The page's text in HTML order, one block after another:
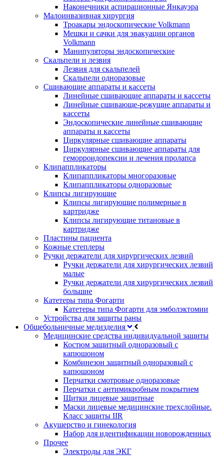
Наконечники аспирационные Янкауэра
Малоинвазивная хирургия
Троакары эндоскопические Volkmann
Мешки и сачки для эвакуации органов
Volkmann
Манипуляторы эндоскопические
Скальпели и лезвия
Лезвия для скальпелей
Скальпели одноразовые
Сшивающие аппараты и кассеты
Линейные сшивающие аппараты и кассеты
Линейные сшивающе-режущие аппараты и
кассеты
Эндоскопические линейные сшивающие
аппараты и кассеты
Циркулярные сшивающие аппараты
Циркулярные сшивающие аппараты для
геморроидопексии и лечения пролапса
Клипаппликаторы
Клипаппликаторы многоразовые
Клипаппликаторы одноразовые
Клипсы лигирующие
Клипсы лигирующие полимерные в
картридже
Клипсы лигирующие титановые в
картридже
Пластины пациента
Кожные степлеры
Ручки держатели для хирургических лезвий
Ручки держатели для хирургических лезвий
малые
Ручки держатели для хирургических лезвий
большие
Катетеры типа Фогарти
Катетеры типа Фогарти для эмболэктомии
Устройства для защиты раны
Общебольничные медизделия
Медицинские средства индивидуальной защиты
Костюм защитный одноразовый с
капюшоном
Комбинезон защитный одноразовый с
капюшоном
Перчатки смотровые одноразовые
Перчатки с антимикробным покрытием
Щитки лицевые защитные
Маски лицевые медицинские трехслойные.
Класс защиты IIR
Акушерство и гинекология
Набор для идентификации новорожденных
Прочее
Электроды для ЭКГ